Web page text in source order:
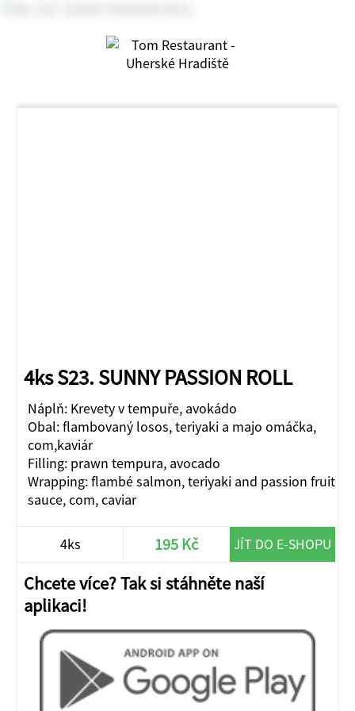
4ks S23. SUNNY PASSION ROLL
Náplň: Krevety v tempuře, avokádo
Obal: flambovaný losos, teriyaki a majo omáčka,
com,kaviár
Filling: prawn tempura, avocado
Wrapping: flambé salmon, teriyaki and passion fruit
sauce, com, caviar
4ks 195 Kč JÍT DO E-SHOPU
Chcete více? Tak si stáhněte naší
aplikaci!